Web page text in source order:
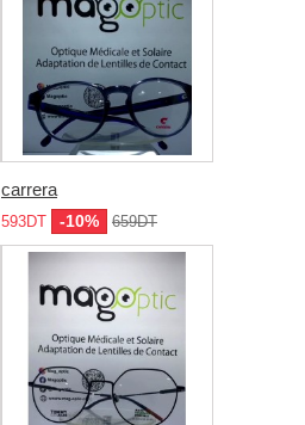
carrera
593DT -10% 659DT